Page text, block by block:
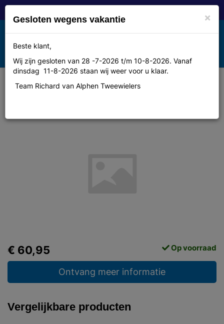
Toggle
navigation
MENU
Cassette Shimano HG-80 9v
€ 60,95 Op voorraad
Ontvang meer informatie
Vergelijkbare producten
×
Gesloten wegens vakantie
Beste klant,
Wij zijn gesloten van 28 -7-2026 t/m 10-8-2026. Vanaf
dinsdag 11-8-2026 staan wij weer voor u klaar.
Team Richard van Alphen Tweewielers